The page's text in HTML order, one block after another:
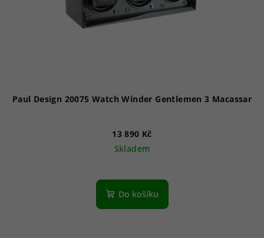
Paul Design 20075 Watch Winder Gentlemen 3 Macassar
13 890 Kč
Skladem
Do košíku